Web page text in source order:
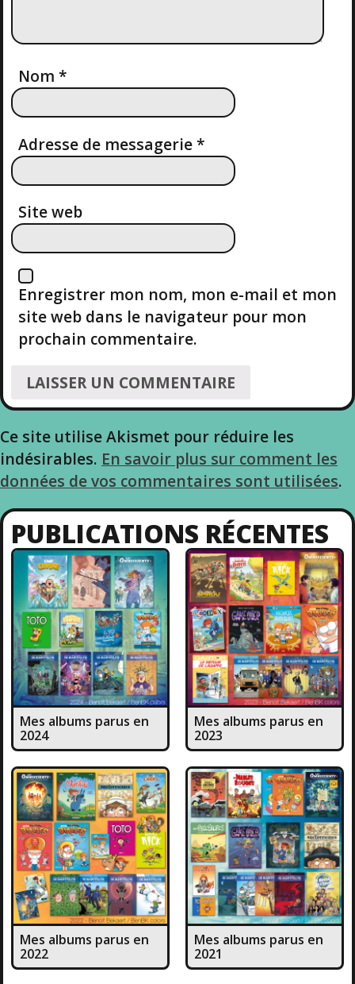
N
D
E
L
A
R
T
C
L
E
Nom*
Adresse de messagerie*
Site web
Enregistrer mon nom, mon e-mail et mon
site web dans le navigateur pour mon
prochain commentaire.
Ce site utilise Akismet pour réduire les
indésirables. En savoir plus sur comment les
données de vos commentaires sont utilisées.
PUBLICATIONS RÉCENTES
Mes albums parus en
2024
Mes albums parus en
2023
Mes albums parus en
2022
Mes albums parus en
2021